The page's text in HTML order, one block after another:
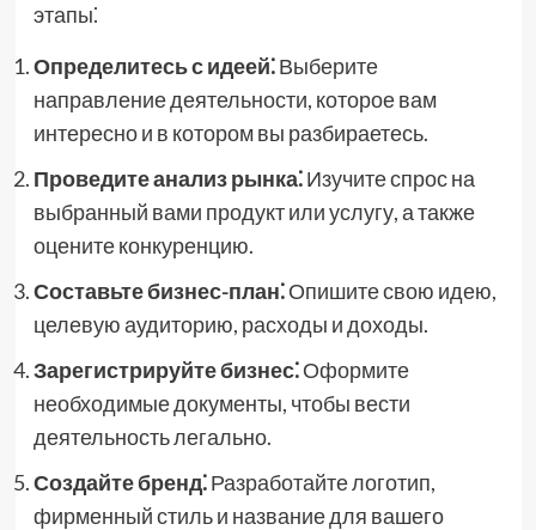
этапы⁚
Определитесь с идеей⁚Выберите
направление деятельности, которое вам
интересно и в котором вы разбираетесь.
Проведите анализ рынка⁚Изучите спрос на
выбранный вами продукт или услугу, а также
оцените конкуренцию.
Составьте бизнес-план⁚Опишите свою идею,
целевую аудиторию, расходы и доходы.
Зарегистрируйте бизнес⁚Оформите
необходимые документы, чтобы вести
деятельность легально.
Создайте бренд⁚Разработайте логотип,
фирменный стиль и название для вашего